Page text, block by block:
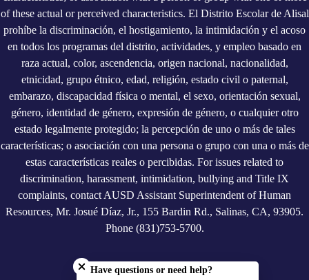
of these actual or perceived characteristics. El Distrito Escolar de Alisal
prohíbe la discriminación, el hostigamiento, la intimidación y el acoso
en todos los programas del distrito, actividades, y empleo basado en
raza actual, color, ascendencia, origen nacional, nacionalidad,
etnicidad, grupo étnico, edad, religión, estado civil o paternal,
embarazo, discapacidad física o mental, el sexo, orientación sexual,
género, identidad de género, expresión de género, o cualquier otro
estado legalmente protegido; la percepción de uno o más de tales
características; o asociación con una persona o grupo con una o más de
estas características reales o percibidas. For issues related to
discrimination, harassment, intimidation, bullying and Title IX
complaints, contact AUSD Assistant Superintendent of Human
Resources, Mr. Josué Díaz, Jr., 155 Bardin Rd., Salinas, CA, 93905.
Phone (831)753-5700.
Have questions or need help?